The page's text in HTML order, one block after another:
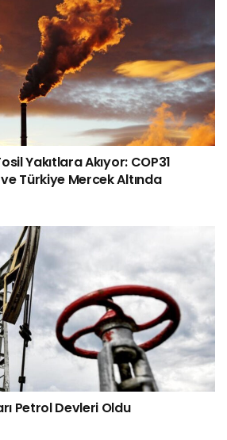
Yakıtlara Akıyor: COP31
Türkiye Mercek Altında
Petrol Devleri Oldu